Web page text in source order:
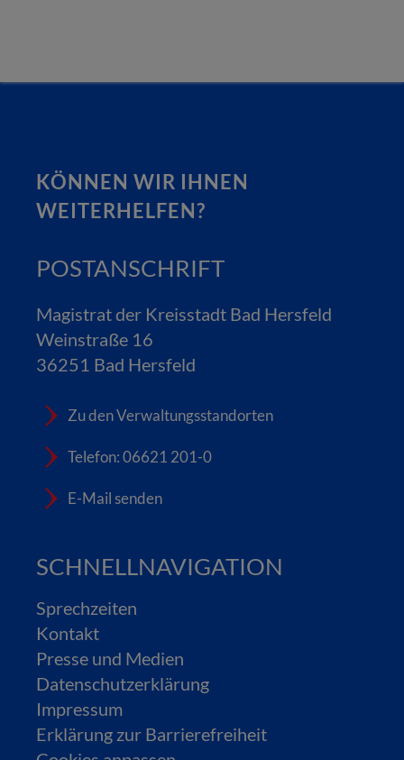
KÖNNEN WIR IHNEN
WEITERHELFEN?
POSTANSCHRIFT
Magistrat der Kreisstadt Bad Hersfeld
Weinstraße 16
36251 Bad Hersfeld
Zu den Verwaltungsstandorten
Telefon: 06621 201-0
E-Mail senden
SCHNELLNAVIGATION
Sprechzeiten
Kontakt
Presse und Medien
Datenschutzerklärung
Impressum
Erklärung zur Barrierefreiheit